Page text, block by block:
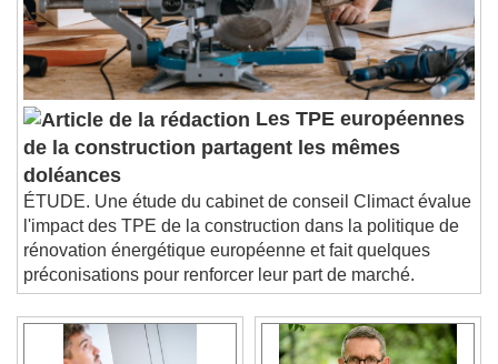
Les TPE européennes
de la construction partagent les mêmes
doléances
ÉTUDE. Une étude du cabinet de conseil Climact évalue
l'impact des TPE de la construction dans la politique de
rénovation énergétique européenne et fait quelques
préconisations pour renforcer leur part de marché.